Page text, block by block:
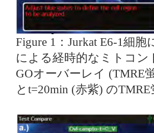
Figure 1：Jurkat E6-1細
による経時的なミトコン
GOオーバーレイ (TMRE
とt=20min (赤紫) の